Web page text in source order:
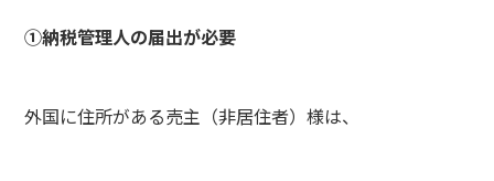
①納税管理人の届出が必要
外国に住所がある売主（非居住者）様は、